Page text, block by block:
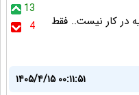
13
4
در کار نیست.. فقط
۱۴۰۵/۴/۱۵ ۰۰:۱۱:۵۱